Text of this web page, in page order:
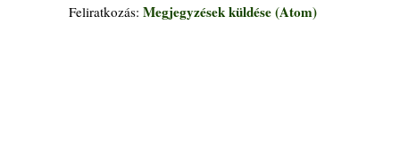
Feliratkozás: Megjegyzések küldése (Atom)